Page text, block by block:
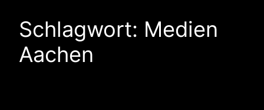
Schlagwort: Medien
Aachen